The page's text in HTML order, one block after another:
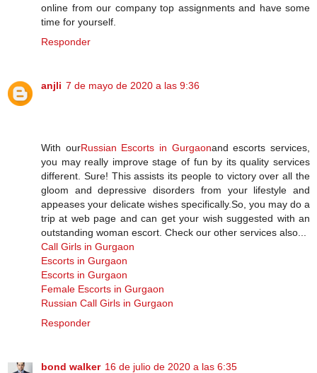
online from our company top assignments and have some
time for yourself.
Responder
anjli 7 de mayo de 2020 a las 9:36
With ourRussian Escorts in Gurgaonand escorts services,
you may really improve stage of fun by its quality services
different. Sure! This assists its people to victory over all the
gloom and depressive disorders from your lifestyle and
appeases your delicate wishes specifically.So, you may do a
trip at web page and can get your wish suggested with an
outstanding woman escort. Check our other services also...
Call Girls in Gurgaon
Escorts in Gurgaon
Escorts in Gurgaon
Female Escorts in Gurgaon
Russian Call Girls in Gurgaon
Responder
bond walker 16 de julio de 2020 a las 6:35